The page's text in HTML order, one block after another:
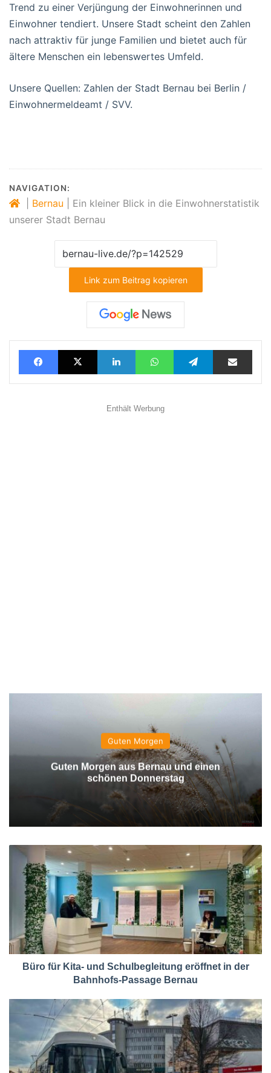
Trend zu einer Verjüngung der Einwohnerinnen und
Einwohner tendiert. Unsere Stadt scheint den Zahlen
nach attraktiv für junge Familien und bietet auch für
ältere Menschen ein lebenswertes Umfeld.
Unsere Quellen: Zahlen der Stadt Bernau bei Berlin /
Einwohnermeldeamt / SVV.
NAVIGATION:
Bernau
Ein kleiner Blick in die Einwohnerstatistik
unserer Stadt Bernau
Link zum Beitrag kopieren
FacebookX LinkedInWhatsAppTelegramTeilen via E-Mail
Enthält Werbung
Guten Morgen
Guten Morgen aus Bernau und einen
schönen Donnerstag
Büro für Kita- und Schulbegleitung eröffnet in der
Bahnhofs-Passage Bernau